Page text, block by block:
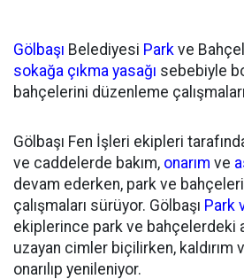
Gölbaşı Belediyesi Park ve
sokağa çıkma yasağı sebebiyle
bahçelerini düzenleme
Gölbaşı Fen İşleri ekipleri
ve caddelerde bakım, onarım ve
devam ederken, park ve
çalışmaları sürüyor. Gölbaşı Park
ekiplerince park ve bahçelerdeki
uzayan cimler biçilirken, kaldırım
onarılıp yenileniyor.